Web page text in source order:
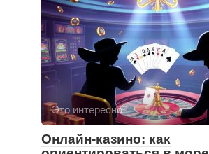
Это интересно
Онлайн-казино: как